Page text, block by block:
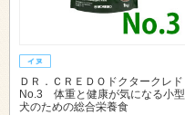
ＤＲ．ＣＲＥＤＯドクタークレド
No.3 体重と健康が気になる小型
犬のための総合栄養食